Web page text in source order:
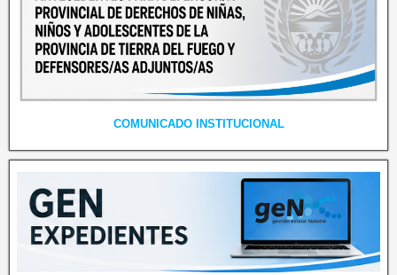
COMUNICADO INSTITUCIONAL